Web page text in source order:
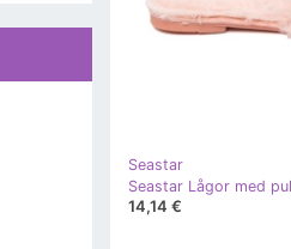
Seastar
Seastar Lågor med
14,14 €